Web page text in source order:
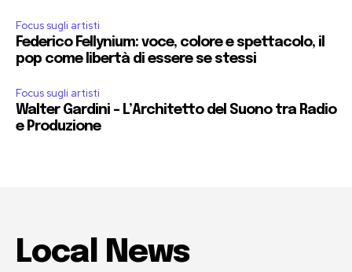
Focus sugli artisti
Federico Fellynium: voce, colore e spettacolo, il
pop come libertà di essere se stessi
Focus sugli artisti
Walter Gardini – L’Architetto del Suono tra Radio
e Produzione
Local News